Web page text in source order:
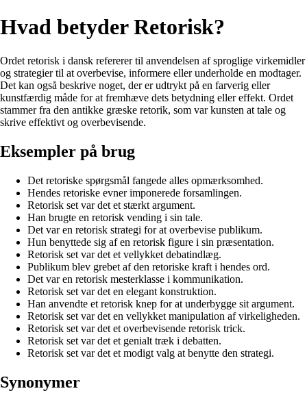
Hvad betyder Retorisk?
Ordet retorisk i dansk refererer til anvendelsen af sproglige virkemidler
og strategier til at overbevise, informere eller underholde en modtager.
Det kan også beskrive noget, der er udtrykt på en farverig eller
kunstfærdig måde for at fremhæve dets betydning eller effekt. Ordet
stammer fra den antikke græske retorik, som var kunsten at tale og
skrive effektivt og overbevisende.
Eksempler på brug
Det retoriske spørgsmål fangede alles opmærksomhed.
Hendes retoriske evner imponerede forsamlingen.
Retorisk set var det et stærkt argument.
Han brugte en retorisk vending i sin tale.
Det var en retorisk strategi for at overbevise publikum.
Hun benyttede sig af en retorisk figure i sin præsentation.
Retorisk set var det et vellykket debatindlæg.
Publikum blev grebet af den retoriske kraft i hendes ord.
Det var en retorisk mesterklasse i kommunikation.
Retorisk set var det en elegant konstruktion.
Han anvendte et retorisk knep for at underbygge sit argument.
Retorisk set var det en vellykket manipulation af virkeligheden.
Retorisk set var det et overbevisende retorisk trick.
Retorisk set var det et genialt træk i debatten.
Retorisk set var det et modigt valg at benytte den strategi.
Synonymer